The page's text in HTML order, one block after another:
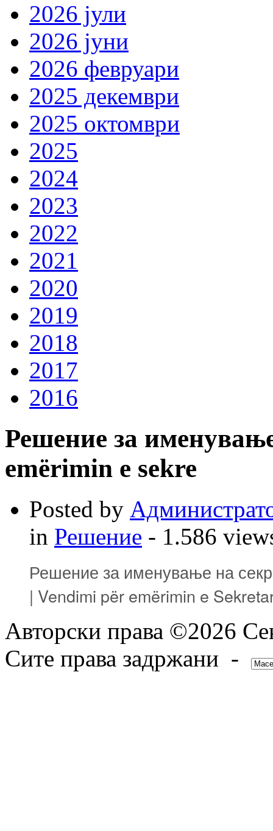
2026 јули
2026 јуни
2026 февруари
2025 декември
2025 октомври
2025
2024
2023
2022
2021
2020
2019
2018
2017
2016
Решение за
emërimin e sekre
Posted by
in Решение - 1.586
Решение за именување на
| Vendimi për emërimin e
Авторски права ©2026
Сите права задржани -